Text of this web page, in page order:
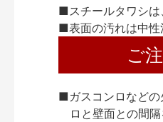
■スチールタワシは
■表面の汚れは中性
ご
■ガスコンロなどの
ロと壁面との間